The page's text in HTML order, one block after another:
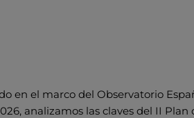
en el marco del Observatorio
analizamos las claves del II